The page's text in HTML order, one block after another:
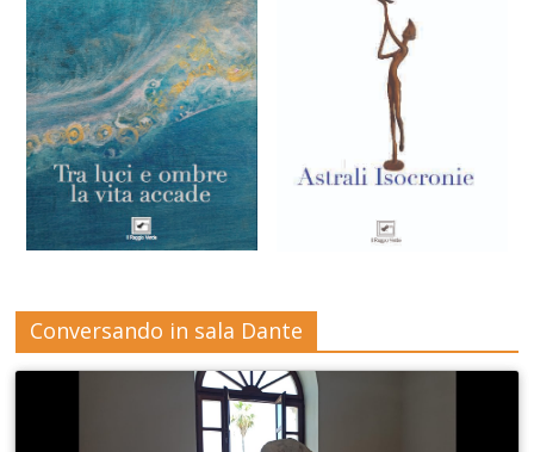
Conversando in sala Dante